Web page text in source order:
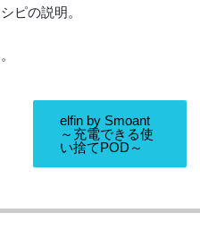
ピの説明。
elfin by Smoant
～充電できる使
い捨てPOD～